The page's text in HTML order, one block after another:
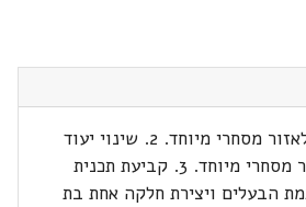
1. שינוי אזור מסחרי לאזור מסחרי מיוחד. 2. שינוי יעוד
איזור מגורים ב' לאזור מסחרי מיוחד. 3. קביעת תכנית
הבעלים ויצירת חלקה אחת בת